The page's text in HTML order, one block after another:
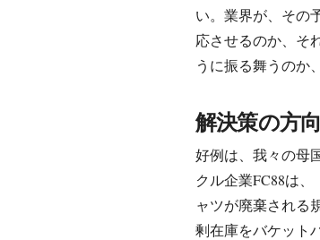
い。業界が、その
応させるのか、そ
うに振る舞うのか
解決策の方
好例は、我々の母
クル企業FC88は
ャツが廃棄される
剰在庫をバケット